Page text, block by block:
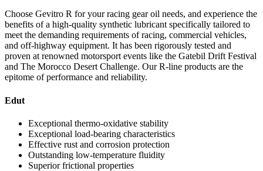
Choose Gevitro R for your racing gear oil needs, and experience the
benefits of a high-quality synthetic lubricant specifically tailored to
meet the demanding requirements of racing, commercial vehicles,
and off-highway equipment. It has been rigorously tested and
proven at renowned motorsport events like the Gatebil Drift Festival
and The Morocco Desert Challenge. Our R-line products are the
epitome of performance and reliability.
Edut
Exceptional thermo-oxidative stability
Exceptional load-bearing characteristics
Effective rust and corrosion protection
Outstanding low-temperature fluidity
Superior frictional properties